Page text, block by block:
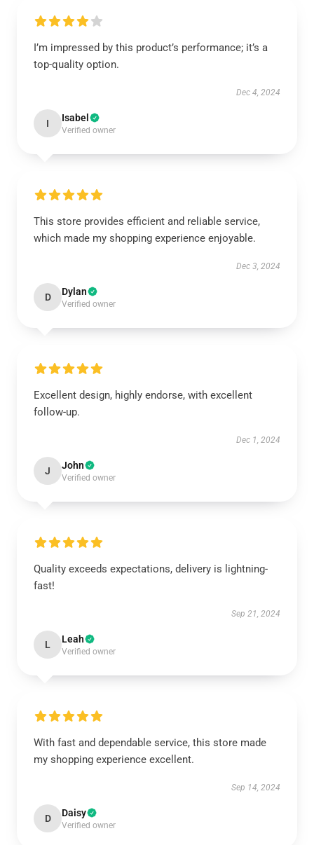
I’m impressed by this product’s performance; it’s a
top-quality option.
Dec 4, 2024
I Isabel
Verified owner
This store provides efficient and reliable service,
which made my shopping experience enjoyable.
Dec 3, 2024
D Dylan
Verified owner
Excellent design, highly endorse, with excellent
follow-up.
Dec 1, 2024
J John
Verified owner
Quality exceeds expectations, delivery is lightning-
fast!
Sep 21, 2024
L Leah
Verified owner
With fast and dependable service, this store made
my shopping experience excellent.
Sep 14, 2024
D Daisy
Verified owner